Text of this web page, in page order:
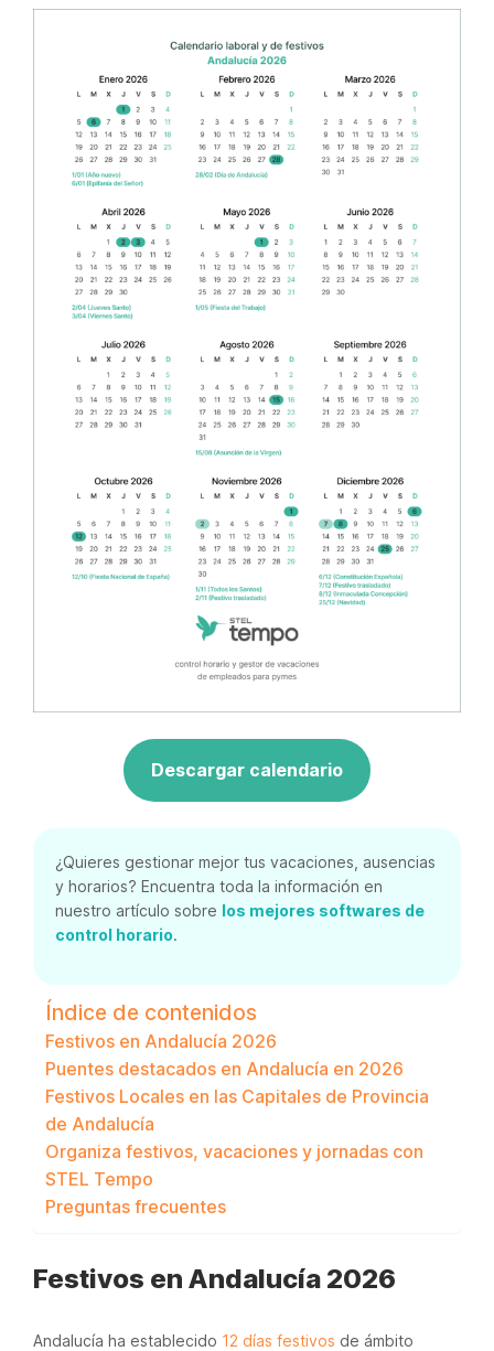
Descargar calendario
¿Quieres gestionar mejor tus vacaciones, ausencias
y horarios? Encuentra toda la información en
nuestro artículo sobre los mejores softwares de
control horario.
Índice de contenidos
Festivos en Andalucía 2026
Puentes destacados en Andalucía en 2026
Festivos Locales en las Capitales de Provincia
de Andalucía
Organiza festivos, vacaciones y jornadas con
STEL Tempo
Preguntas frecuentes
Festivos en Andalucía 2026
Andalucía ha establecido 12 días festivos de ámbito